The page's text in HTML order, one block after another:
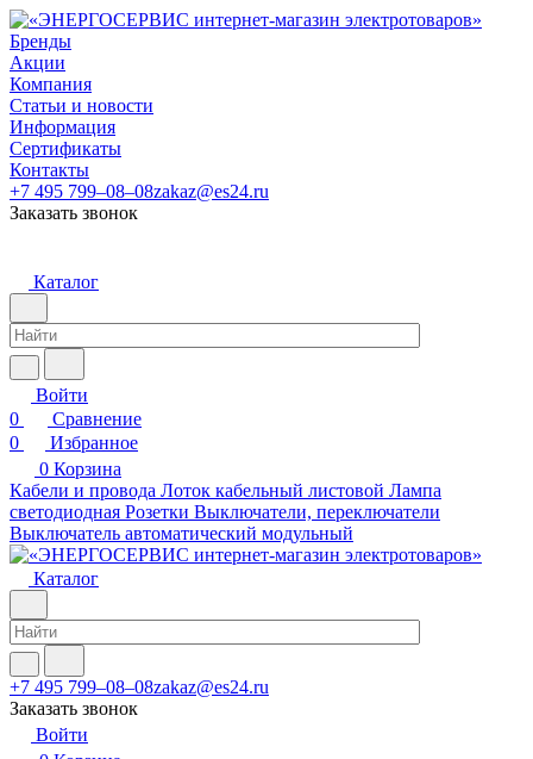
Бренды
Акции
Компания
Статьи и новости
Информация
Сертификаты
Контакты
+7 495 799–08–08zakaz@es24.ru
Заказать звонок
Каталог
Войти
0
Сравнение
0
Избранное
0 Корзина
Кабели и провода Лоток кабельный листовой Лампа
светодиодная Розетки Выключатели, переключатели
Выключатель автоматический модульный
Каталог
+7 495 799–08–08zakaz@es24.ru
Заказать звонок
Войти